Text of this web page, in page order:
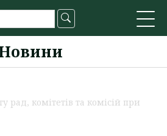
рад, комітетів та комісій при